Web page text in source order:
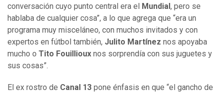
conversación cuyo punto central era el
Mundial , pero se
hablaba de cualquier cosa”, a lo que agrega que “era un
programa muy misceláneo, con muchos invitados y con
expertos en fútbol también, Julito Martínez nos apoyaba
mucho o Tito Fouillioux nos sorprendía con sus juguetes y
sus cosas”.
El ex rostro de Canal 13 pone énfasis en que “el gancho de